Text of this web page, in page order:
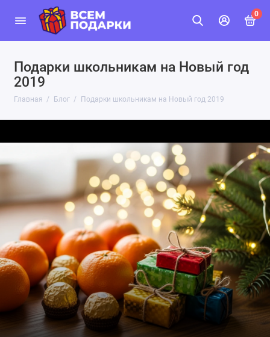
0
Подарки школьникам на Новый год
2019
Главная Блог Подарки школьникам на Новый год 2019